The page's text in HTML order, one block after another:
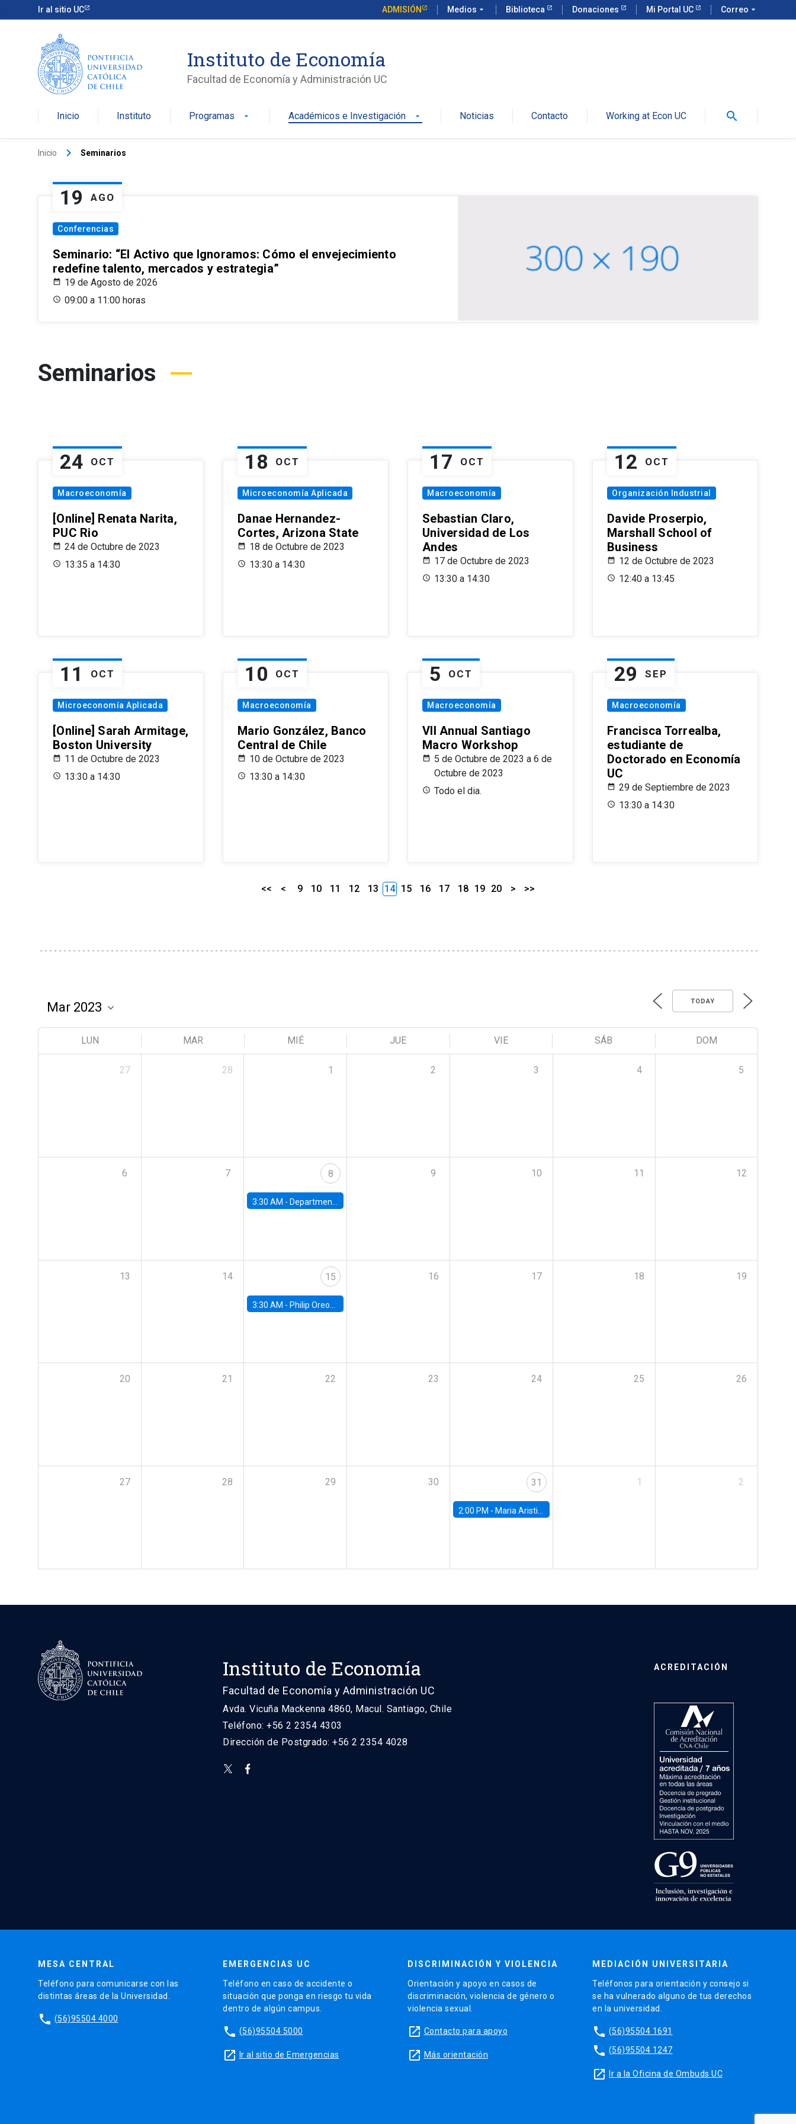
Ir al sitio UC ADMISIÓN Medios arrow_drop_down Biblioteca Donaciones Mi Portal UC Correo arrow_drop_down
Instituto de Economía
Facultad de Economía y Administración UC
Inicio Instituto Programas arrow_drop_down Académicos e Investigación arrow_drop_down Noticias Contacto Working at Econ UC search
Inicio keyboard_arrow_right Seminarios
19 AGO
Conferencias
Seminario: “El Activo que Ignoramos: Cómo el envejecimiento
redefine talento, mercados y estrategia”
19 de Agosto de 2026
09:00 a 11:00 horas
Seminarios
24 OCT
Macroeconomía
[Online] Renata Narita,
PUC Rio
24 de Octubre de 2023
13:35 a 14:30
18 OCT
Microeconomía Aplicada
Danae Hernandez-
Cortes, Arizona State
18 de Octubre de 2023
13:30 a 14:30
17 OCT
Macroeconomía
Sebastian Claro,
Universidad de Los
Andes
17 de Octubre de 2023
13:30 a 14:30
12 OCT
Organización Industrial
Davide Proserpio,
Marshall School of
Business
12 de Octubre de 2023
12:40 a 13:45
11 OCT
Microeconomía Aplicada
[Online] Sarah Armitage,
Boston University
11 de Octubre de 2023
13:30 a 14:30
10 OCT
Macroeconomía
Mario González, Banco
Central de Chile
10 de Octubre de 2023
13:30 a 14:30
5 OCT
Macroeconomía
VII Annual Santiago
Macro Workshop
5 de Octubre de 2023 a 6 de
Octubre de 2023
Todo el dia.
29 SEP
Macroeconomía
Francisca Torrealba,
estudiante de
Doctorado en Economía
UC
29 de Septiembre de 2023
13:30 a 14:30
<< < 9 10 11 12 13 14 15 16 17 18 19 20 > >>
TODAY
LUN MAR MIÉ JUE VIE SÁB DOM
27 28 1 2 3 4 5
6 7 8
3:30 AM - Department Seminar: James Robinson
9 10 11 12
13 14 15
3:30 AM - Philip Oreopolous, University of Toronto
16 17 18 19
20 21 22 23 24 25 26
27 28 29 30 31
2:00 PM - Maria Aristizabal-Ramirez, FED Board
1 2
Instituto de Economía
Facultad de Economía y Administración UC
Avda. Vicuña Mackenna 4860, Macul. Santiago, Chile
Teléfono: +56 2 2354 4303
Dirección de Postgrado: +56 2 2354 4028
ACREDITACIÓN
MESA CENTRAL
Teléfono para comunicarse con las
distintas áreas de la Universidad.
phone (56)95504 4000
EMERGENCIAS UC
Teléfono en caso de accidente o
situación que ponga en riesgo tu vida
dentro de algún campus.
phone (56)95504 5000
launch Ir al sitio de Emergencias
DISCRIMINACIÓN Y VIOLENCIA
Orientación y apoyo en casos de
discriminación, violencia de género o
violencia sexual.
launch Contacto para apoyo
launch Más orientación
MEDIACIÓN UNIVERSITARIA
Teléfonos para orientación y consejo si
se ha vulnerado alguno de tus derechos
en la universidad.
phone (56)95504 1691
phone (56)95504 1247
launch Ir a la Oficina de Ombuds UC